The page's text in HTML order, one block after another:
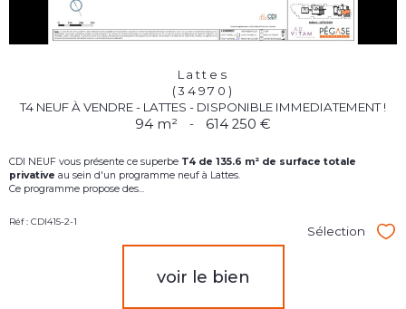
Lattes
(34970)
T4 NEUF À VENDRE - LATTES - DISPONIBLE IMMEDIATEMENT !
94 m² - 614 250 €
CDI NEUF vous présente ce superbe T4 d e 135.6 m² de surface totale
privative au sein d'un programme neuf à Lattes.
Ce programme propose des...
Réf : CDI415-2-1
Sélection
voir le bien